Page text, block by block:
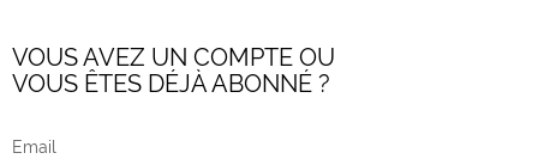
VOUS AVEZ UN COMPTE OU
VOUS ÊTES DÉJÀ ABONNÉ ?
Email